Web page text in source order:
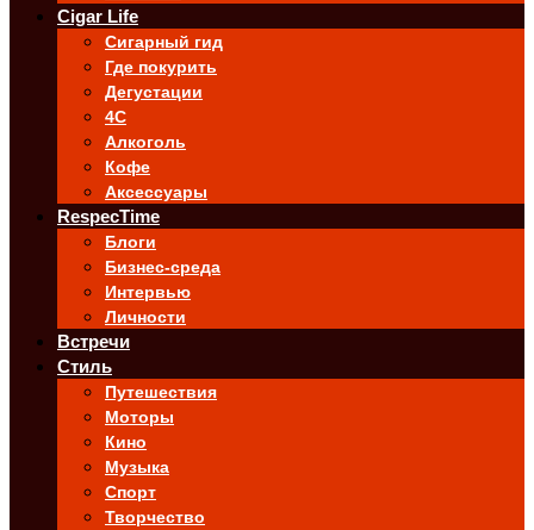
Cigar Life
Сигарный гид
Где покурить
Дегустации
4C
Алкоголь
Кофе
Аксессуары
RespecTime
Блоги
Бизнес-среда
Интервью
Личности
Встречи
Стиль
Путешествия
Моторы
Кино
Музыка
Спорт
Творчество